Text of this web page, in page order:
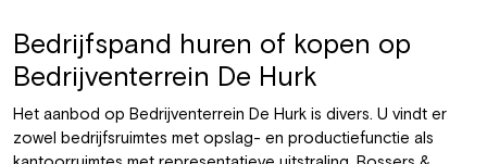
Bedrijfspand huren of kopen op
Bedrijventerrein De Hurk
Het aanbod op Bedrijventerrein De Hurk is divers. U vindt er
zowel bedrijfsruimtes met opslag- en productiefunctie als